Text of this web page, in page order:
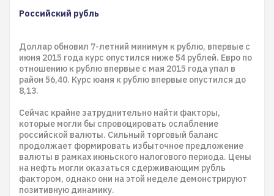
Российский рубль
Доллар обновил 7-летний минимум к рублю, впервые с
июня 2015 года курс опустился ниже 54 рублей. Евро по
отношению к рублю впервые с мая 2015 года упал в
район 56,40. Курс юаня к рублю впервые опустился до
8,13.
Сейчас крайне затруднительно найти факторы,
которые могли бы спровоцировать ослабление
российской валюты. Сильный торговый баланс
продолжает формировать избыточное предложение
валюты в рамках июньского налогового периода. Цены
на нефть могли оказаться сдерживающим рубль
фактором, однако они на этой неделе демонстрируют
позитивную динамику.